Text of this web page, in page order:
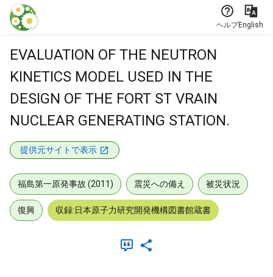
本文に飛ぶ
ヘルプEnglish
EVALUATION OF THE NEUTRON
KINETICS MODEL USED IN THE
DESIGN OF THE FORT ST VRAIN
NUCLEAR GENERATING STATION.
提供元サイトで表示
福島第一原発事故 (2011) 震災への備え 被災状況
復興 収録:日本原子力研究開発機構図書館蔵書